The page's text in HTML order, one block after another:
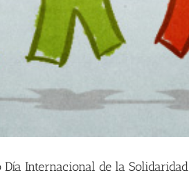
Día Internacional de la Solidaridad